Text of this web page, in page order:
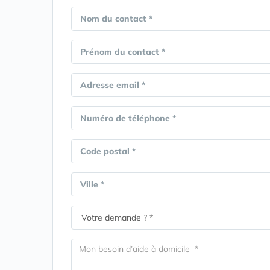
Nom du contact *
Prénom du contact *
Adresse email *
Numéro de téléphone *
Code postal *
Ville *